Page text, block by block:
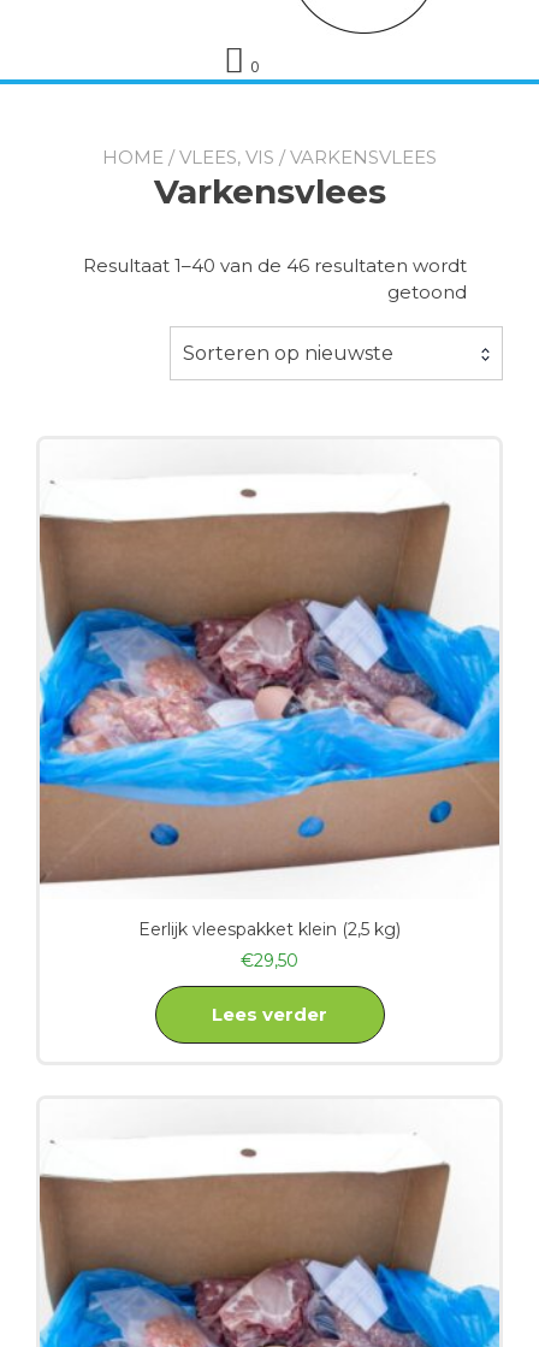
0
HOME /VLEES, VIS / VARKENSVLEES
Varkensvlees
Resultaat 1–40 van de 46 resultaten wordt
getoond
Sorteren op nieuwste
Eerlijk vleespakket klein (2,5 kg)
€29,50
Lees verder